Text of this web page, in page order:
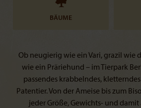
BÄUME
Ob neugierig wie ein Vari, grazil wie
wie ein Präriehund – im Tierpark
passendes krabbelndes,
Patentier. Von der Ameise bis zum
jeder Größe, Gewichts- und damit